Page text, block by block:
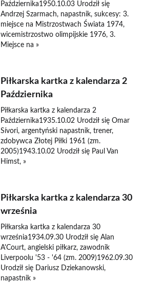
Października1950.10.03 Urodził się
Andrzej Szarmach, napastnik, sukcesy: 3.
miejsce na Mistrzostwach Świata 1974,
wicemistrzostwo olimpijskie 1976, 3.
Miejsce na »
Piłkarska kartka z kalendarza 2
Października
Piłkarska kartka z kalendarza 2
Października1935.10.02 Urodził się Omar
Sívori, argentyński napastnik, trener,
zdobywca Złotej Piłki 1961 (zm.
2005)1943.10.02 Urodził się Paul Van
Himst, »
Piłkarska kartka z kalendarza 30
września
Piłkarska kartka z kalendarza 30
września1934.09.30 Urodził się Alan
A'Court, angielski piłkarz, zawodnik
Liverpoolu '53 - '64 (zm. 2009)1962.09.30
Urodził się Dariusz Dziekanowski,
napastnik »